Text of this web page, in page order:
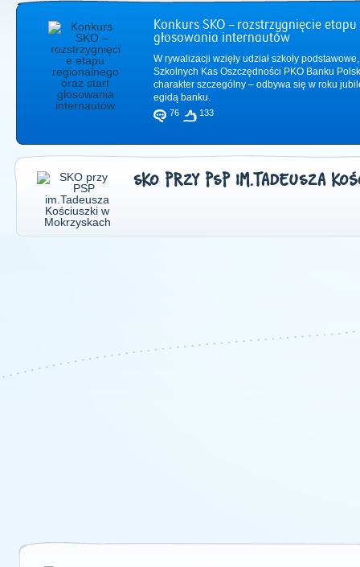
Konkurs SKO – rozstrzygnięcie
głosowania internautów
W rywalizacji wzięły udział szkoły
Szkolnych Kas Oszczędności PKO Banku
charakter szczególny – odbywa się w roku
egidą banku.
76 133
SKO PRZY PSP IM.TADEUSZA